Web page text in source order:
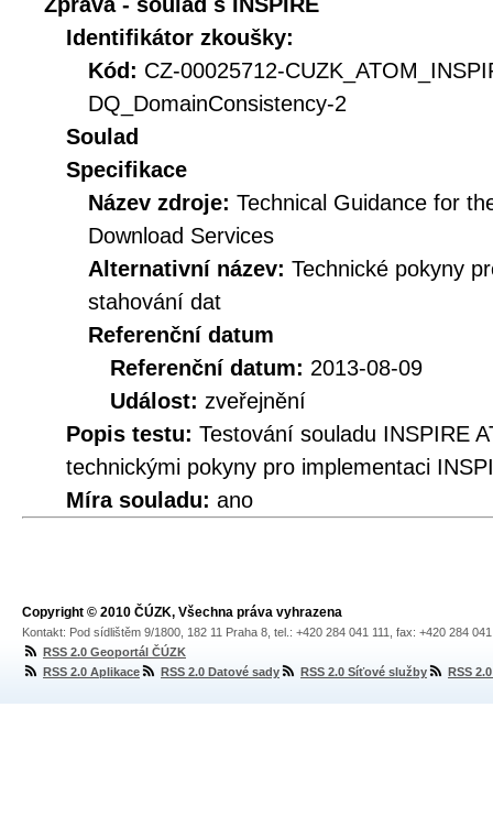
Identifikátor zkoušky:
Kód: CZ-00025712-
DQ_DomainConsistency-2
Soulad
Specifikace
Název zdroje: Technical Guidance for
Download Services
Alternativní název: Technické pokyny
stahování dat
Referenční datum
Referenční datum: 2013-08-09
Událost: zveřejnění
Popis testu: Testování souladu INSPIRE
technickými pokyny pro implementaci
Míra souladu: ano
Copyright © 2010 ČÚZK, Všechna práva vyhrazena
Kontakt: Pod sídlištěm 9/1800, 182 11 Praha 8, tel.: +420 284 041 111, fax: +420 284
RSS 2.0 Geoportál ČÚZK
RSS 2.0 Aplikace
RSS 2.0 Datové sady RSS 2.0 Síťové služby RSS